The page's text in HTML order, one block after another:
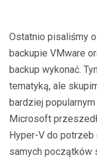
Ostatnio pisaliśmy
backupie VMware
backup wykonać.
tematyką, ale
bardziej
Microsoft
Hyper-V do potrzeb
samych początków